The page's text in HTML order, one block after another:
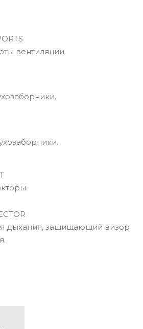
вентиляции.
дыхания, защищающий визор